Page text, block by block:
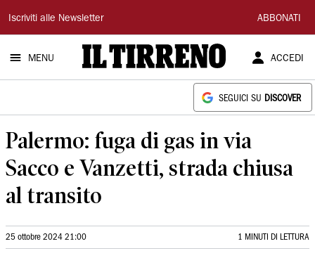
Il
Tirreno
Iscriviti alle Newsletter ABBONATI
MENU ACCEDI
SEGUICI SU DISCOVER
Palermo: fuga di gas in via
Sacco e Vanzetti, strada chiusa
al transito
25 ottobre 2024 21:00 1 MINUTI DI LETTURA